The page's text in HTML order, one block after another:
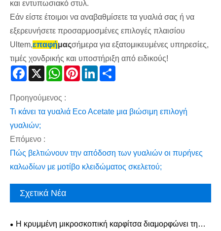
και εντυπωσιακό στυλ.
Εάν είστε έτοιμοι να αναβαθμίσετε τα γυαλιά σας ή να
εξερευνήσετε προσαρμοσμένες επιλογές πλαισίου
Ultem,επαφήμαςσήμερα για εξατομικευμένες υπηρεσίες,
τιμές χονδρικής και υποστήριξη από ειδικούς!
Facebook
X WhatsAppPinterestLinkedIn
Προηγούμενος :
Τι κάνει τα γυαλιά Eco Acetate μια βιώσιμη επιλογή
γυαλιών;
Επόμενο :
Πώς βελτιώνουν την απόδοση των γυαλιών οι πυρήνες
καλωδίων με μοτίβο κλειδώματος σκελετού;
Σχετικά Νέα
Η κρυμμένη μικροσκοπική καρφίτσα διαμορφώνει τη